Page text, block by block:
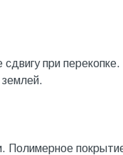
при перекопке.
Полимерное